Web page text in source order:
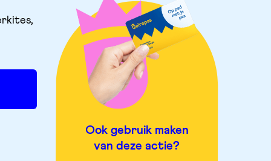
Ook gebruik maken
van deze actie?